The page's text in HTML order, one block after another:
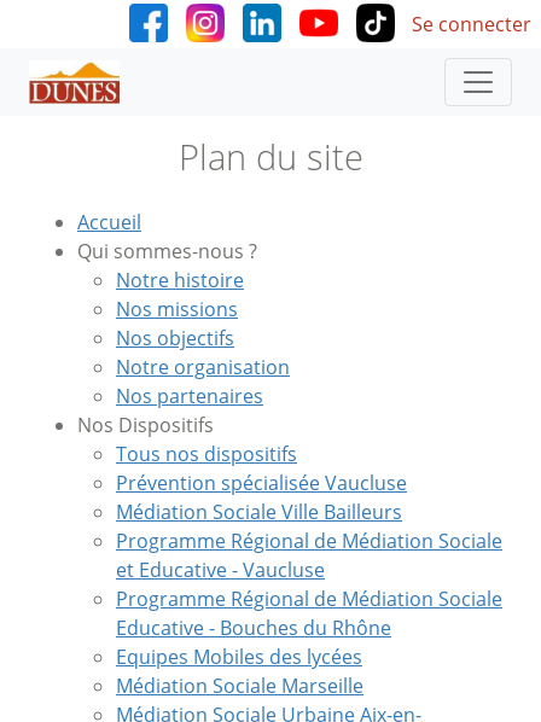
Aller au contenu principal User
Se connecter
Plan du site
Accueil
Qui sommes-nous ?
Notre histoire
Nos missions
Nos objectifs
Notre organisation
Nos partenaires
Nos Dispositifs
Tous nos dispositifs
Prévention spécialisée Vaucluse
Médiation Sociale Ville Bailleurs
Programme Régional de Médiation Sociale
et Educative - Vaucluse
Programme Régional de Médiation Sociale
Educative - Bouches du Rhône
Equipes Mobiles des lycées
Médiation Sociale Marseille
Médiation Sociale Urbaine Aix-en-